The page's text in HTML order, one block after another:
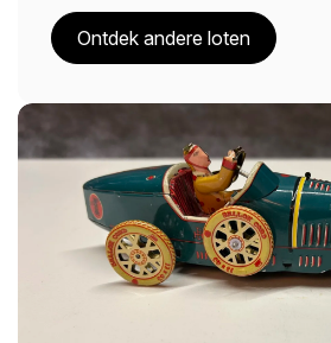
Ontdek andere loten